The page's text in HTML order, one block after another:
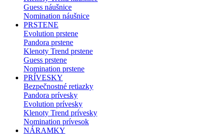
Guess náušnice
Nomination náušnice
PRSTENE
Evolution prstene
Pandora prstene
Klenoty Trend prstene
Guess prstene
Nomination prstene
PRÍVESKY
Bezpečnostné retiazky
Pandora prívesky
Evolution prívesky
Klenoty Trend prívesky
Nomination prívesok
NÁRAMKY